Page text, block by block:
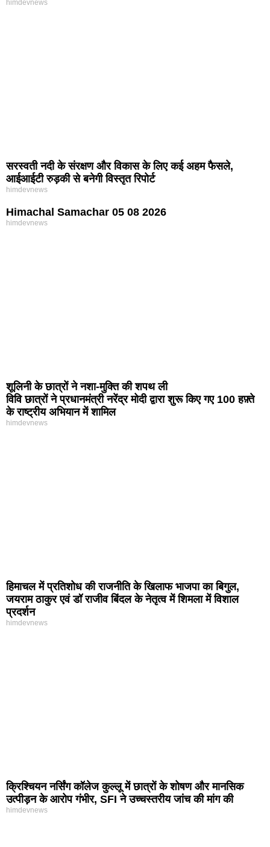
himdevnews
सरस्वती नदी के संरक्षण और विकास के लिए कई अहम फैसले,
आईआईटी रुड़की से बनेगी विस्तृत रिपोर्ट
himdevnews
Himachal Samachar 05 08 2026
himdevnews
शूलिनी के छात्रों ने नशा-मुक्ति की शपथ ली
विवि छात्रों ने प्रधानमंत्री नरेंद्र मोदी द्वारा शुरू किए गए 100 हफ़्ते
के राष्ट्रीय अभियान में शामिल
himdevnews
हिमाचल में प्रतिशोध की राजनीति के खिलाफ भाजपा का बिगुल,
जयराम ठाकुर एवं डॉ राजीव बिंदल के नेतृत्व में शिमला में विशाल
प्रदर्शन
himdevnews
क्रिश्चियन नर्सिंग कॉलेज कुल्लू में छात्रों के शोषण और मानसिक
उत्पीड़न के आरोप गंभीर, SFI ने उच्चस्तरीय जांच की मांग की
himdevnews